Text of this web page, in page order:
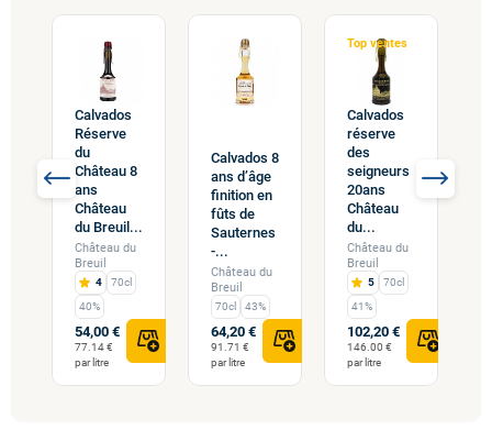
Calvados
Réserve
du
Château 8
ans
Château
du Breuil...
Château du
Breuil
4
70cl
40%
54,00 €
77.14 €
par litre
Calvados 8
ans d’âge
finition en
fûts de
Sauternes
-...
Château du
Breuil
70cl 43%
64,20 €
91.71 €
par litre
Top ventes
Calvados
réserve
des
seigneurs
20ans
Château
du...
Château du
Breuil
5
70cl
41%
102,20 €
146.00 €
par litre